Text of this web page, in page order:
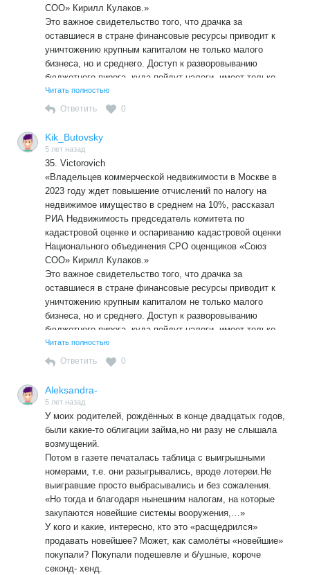
СОО» Кирилл Кулаков.»
Это важное свидетельство того, что драчка за
оставшиеся в стране финансовые ресурсы приводит к
уничтожению крупным капиталом не только малого
бизнеса, но и среднего. Доступ к разворовыванию
бюджетного пирога, куда пойдут налоги, имеет только
узкий круг «равноудалённых».
Читать полностью
Ответить 0
Kik_Butovsky
5 лет назад
35. Victorovich
«Владельцев коммерческой недвижимости в Москве в
2023 году ждет повышение отчислений по налогу на
недвижимое имущество в среднем на 10%, рассказал
РИА Недвижимость председатель комитета по
кадастровой оценке и оспариванию кадастровой оценки
Национального объединения СРО оценщиков «Союз
СОО» Кирилл Кулаков.»
Это важное свидетельство того, что драчка за
оставшиеся в стране финансовые ресурсы приводит к
уничтожению крупным капиталом не только малого
бизнеса, но и среднего. Доступ к разворовыванию
бюджетного пирога, куда пойдут налоги, имеет только
узкий круг «равноудалённых».
Читать полностью
Ответить 0
Aleksandra-
5 лет назад
У моих родителей, рождённых в конце двадцатых годов,
были какие-то облигации займа,но ни разу не слышала
возмущений.
Потом в газете печаталась таблица с выигрышными
номерами, т.е. они разыгрывались, вроде лотереи.Не
выигравшие просто выбрасывались и без сожаления.
«Но тогда и благодаря нынешним налогам, на которые
закупаются новейшие системы вооружения,…»
У кого и какие, интересно, кто это «расщедрился»
продавать новейшее? Может, как самолёты «новейшие»
покупали? Покупали подешевле и б/ушные, короче
секонд- хенд.